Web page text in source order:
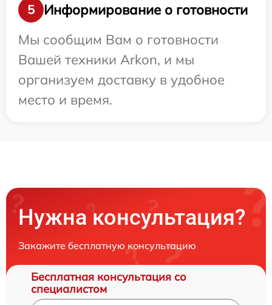
5
Информирование о готовности
Мы сообщим Вам о готовности
Вашей техники Arkon, и мы
организуем доставку в удобное
место и время.
Нужна консультация?
Закажите бесплатную консультацию
Бесплатная консультация со
специалистом